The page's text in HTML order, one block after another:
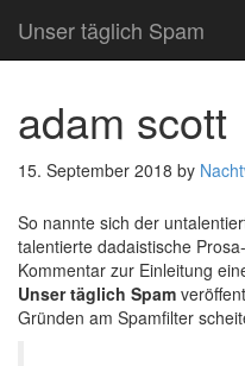
Unser täglich Spam
adam scott
15. September 2018 by
So nannte sich der
talentierte dadaistische
Kommentar zur Einleitung
Unser täglich Spam
Gründen am Spamfilter